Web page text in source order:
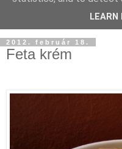
2012. február 18.
Feta krém
LEARN